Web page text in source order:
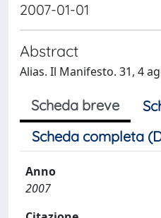
2007-01-01
Abstract
Alias. Il Manifesto. 31, 4
Scheda breve
Scheda completa
Anno
2007